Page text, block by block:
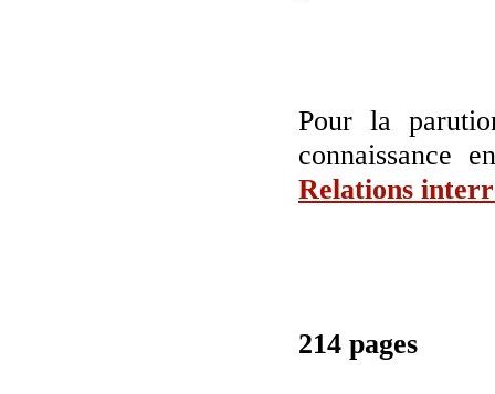
Pour la
connaissance
Relations
214 pages